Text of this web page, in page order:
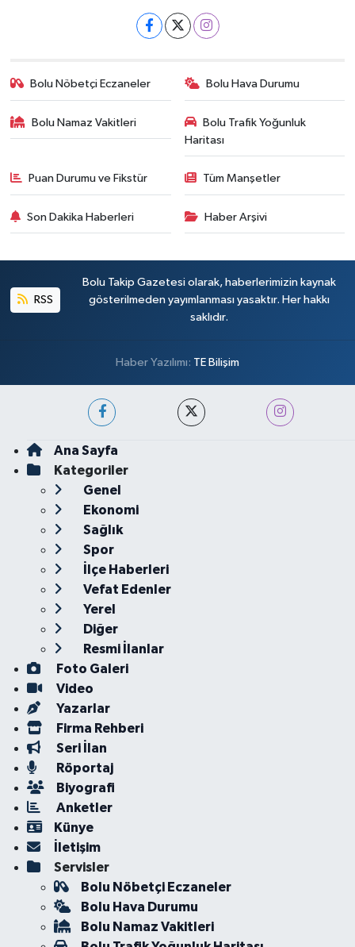
Bolu Nöbetçi Eczaneler Bolu Hava Durumu
Bolu Namaz Vakitleri
Bolu Trafik Yoğunluk
Haritası
Puan Durumu ve Fikstür Tüm Manşetler
Son Dakika Haberleri Haber Arşivi
RSS
Bolu Takip Gazetesi olarak, haberlerimizin kaynak
gösterilmeden yayımlanması yasaktır. Her hakkı
saklıdır.
Haber Yazılımı: TE Bilişim
Ana Sayfa
Kategoriler
Genel
Ekonomi
Sağlık
Spor
İlçe Haberleri
Vefat Edenler
Yerel
Diğer
Resmi İlanlar
Foto Galeri
Video
Yazarlar
Firma Rehberi
Seri İlan
Röportaj
Biyografi
Anketler
Künye
İletişim
Servisler
Bolu Nöbetçi Eczaneler
Bolu Hava Durumu
Bolu Namaz Vakitleri